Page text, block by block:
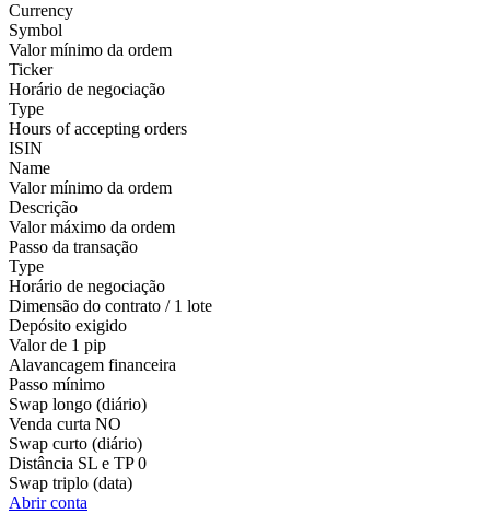
Currency
Symbol
Valor mínimo da ordem
Ticker
Horário de negociação
Type
Hours of accepting orders
ISIN
Name
Valor mínimo da ordem
Descrição
Valor máximo da ordem
Passo da transação
Type
Horário de negociação
Dimensão do contrato / 1 lote
Depósito exigido
Valor de 1 pip
Alavancagem financeira
Passo mínimo
Swap longo (diário)
Venda curta NO
Swap curto (diário)
Distância SL e TP 0
Swap triplo (data)
Abrir conta